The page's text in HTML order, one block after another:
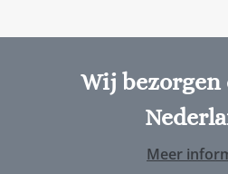
Wij bezorgen
Meer